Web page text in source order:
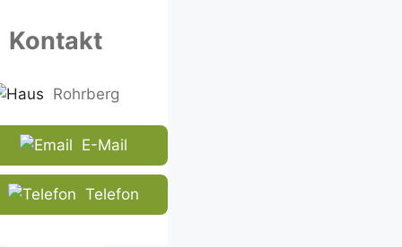
CAPTCHA
ensure
you
are
human.
Kontakt
Rohrberg
E-Mail
Telefon